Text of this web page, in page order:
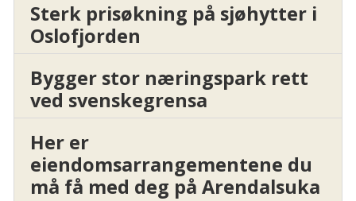
Sterk prisøkning på sjøhytter i
Oslofjorden
Bygger stor næringspark rett
ved svenskegrensa
Her er
eiendomsarrangementene du
må få med deg på Arendalsuka